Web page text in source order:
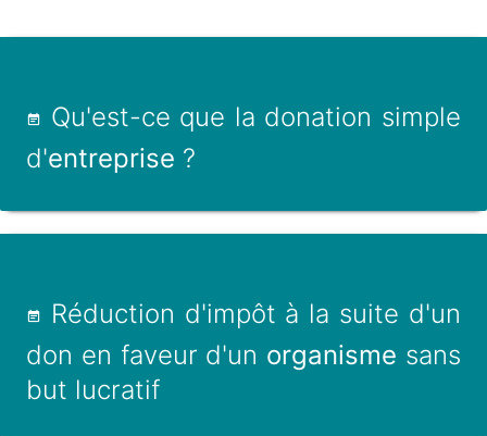
Qu'est-ce que la donation simple
d'entreprise ?
Réduction d'impôt à la suite d'un
don en faveur d'un organisme sans
but lucratif